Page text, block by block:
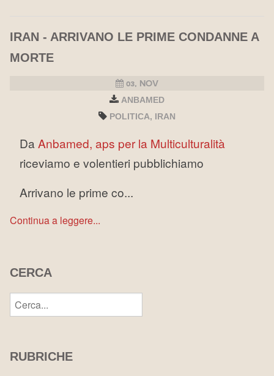
IRAN - ARRIVANO LE PRIME CONDANNE A
MORTE
03, NOV
ANBAMED
POLITICA
IRAN
Da Anbamed, aps per la Multiculturalità
riceviamo e volentieri pubblichiamo
Arrivano le prime co...
Continua a leggere...
CERCA
RUBRICHE